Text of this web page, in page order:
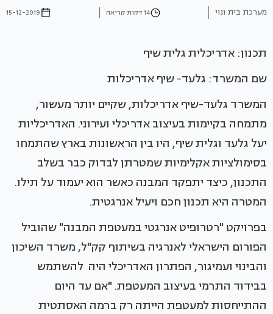
מערכת בית ונוי 14 דקות קריאה 15-12-2019
תכנון: אדריכלית גלית שיף
שם המשרד: גלעד- שיף אדריכלות
המשרד גלעד-שיף אדריכלות, שקיים יותר מעשור,
מתמחה בקיימות בעיצוב אדריכלי ועירוני. האדריכליות
יעל גלעד וגלית שיף, היו בין הראשונות בארץ שהתמחו
בסימולציות אקלימיות שמטרתן לבדוק כבר בשלב
התכנון, כיצד יתפקד המבנה כאשר הוא יעמוד על תילו.
המטרה היא תכנון חכם ויעיל אנרגטית.
בפרויקט "רטרופיט אנרגטי במעטפת המבנה" שהוביל
הפורום הישראלי לאנרגיה בשיתוף קק"ל, משרד השיכון
והבינוי ועמיגור, הפתרון האדריכלי היה להשתמש
בבידוד התרמי בעיצוב המעטפת. "אם עד היום
ההתייחסות למעטפת הייתה רק ברמה האסתטית